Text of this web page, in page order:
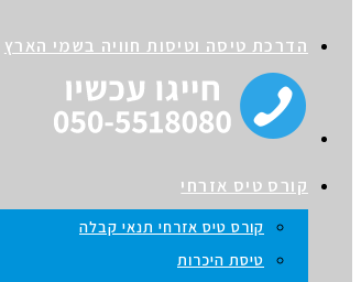
הדרכת טיסה וטיסות חוויה בשמי הארץ
קורס טיס אזרחי
קורס טיס אזרחי תנאי קבלה
טיסת היכרות